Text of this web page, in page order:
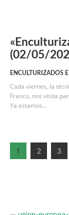
(02/05/
ENCULTURIZADOS
Cada viernes, la
Franco, nos visita
Ya estamos...
1 2 3